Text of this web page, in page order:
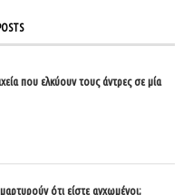
που ελκύουν τους άντρες σε μία
ότι είστε αγχωμένοι;